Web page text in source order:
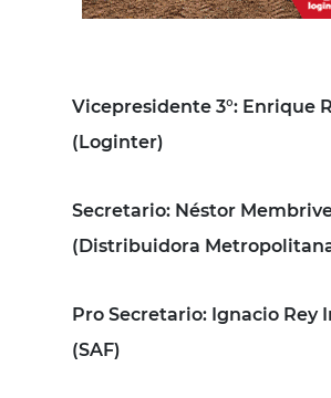
Vicepresidente 3°: Enrique
(Loginter)
Secretario: Néstor
(Distribuidora
Pro Secretario: Ignacio Rey
(SAF)